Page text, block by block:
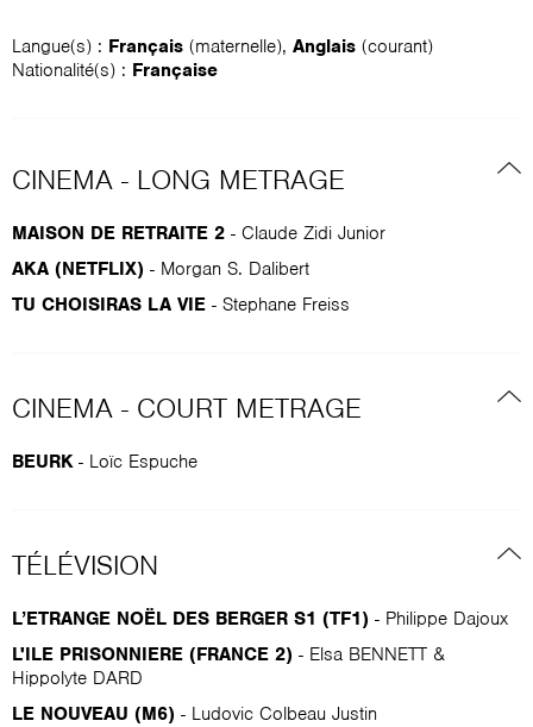
Langue(s) : Français (maternelle), Anglais (courant)
Nationalité(s) : Française
CINEMA - LONG METRAGE
MAISON DE RETRAITE 2 - Claude Zidi Junior
AKA (NETFLIX) - Morgan S. Dalibert
TU CHOISIRAS LA VIE - Stephane Freiss
CINEMA - COURT METRAGE
BEURK - Loïc Espuche
TÉLÉVISION
L’ETRANGE NOËL DES BERGER S1 (TF1) - Philippe Dajoux
L'ILE PRISONNIERE (FRANCE 2) - Elsa BENNETT &
Hippolyte DARD
LE NOUVEAU (M6) - Ludovic Colbeau Justin